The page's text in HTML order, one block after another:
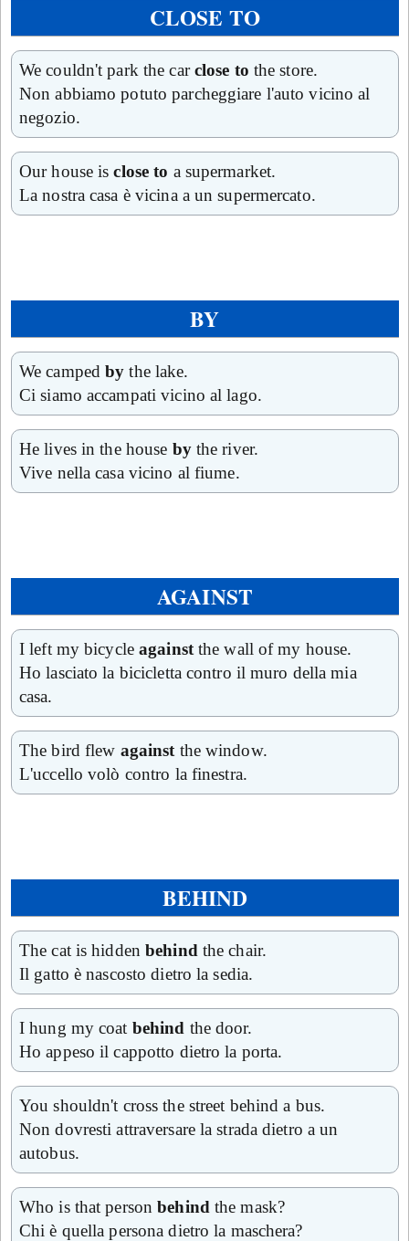
CLOSE TO
We couldn't park the carclose to the store.
Non abbiamo potuto parcheggiare l'auto vicino al
negozio.
Our house isclose to a supermarket.
La nostra casa è vicina a un supermercato.
BY
We campedby the lake.
Ci siamo accampati vicino al lago.
He lives in the house bythe river.
Vive nella casa vicino al fiume.
AGAINST
I left my bicycleagainstthe wall of my house.
Ho lasciato la bicicletta contro il muro della mia
casa.
The bird flew against the window.
L'uccello volò contro la finestra.
BEHIND
The cat is hiddenbehind the chair.
Il gatto è nascosto dietro la sedia.
I hung my coat behind the door.
Ho appeso il cappotto dietro la porta.
You shouldn't cross the street behind a bus.
Non dovresti attraversare la strada dietro a un
autobus.
Who is that personbehind the mask?
Chi è quella persona dietro la maschera?